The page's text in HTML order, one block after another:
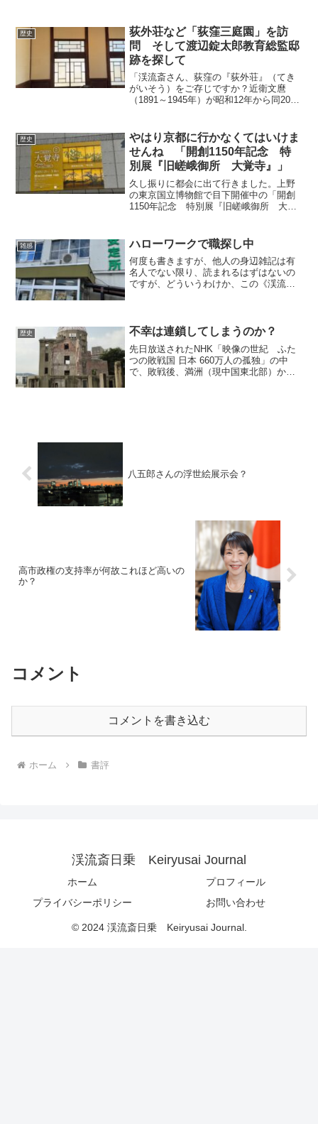
ルの家庭菜園が多く見受けられる所で
す。江戸時代に新田として...
歴史
荻外荘など「荻窪三庭園」を訪
問 そして渡辺錠太郎教育総監邸
跡を探して
「渓流斎さん、荻窪の『荻外荘』（てき
がいそう）をご存じですか？近衛文麿
（1891～1945年）が昭和12年から同20年
月、Sさんから急にこんなメールがありま
した。 関心...
歴史
やはり京都に行かなくてはいけま
せんね 「開創1150年記念 特
別展『旧嵯峨御所 大覚寺』」
久し振りに都会に出て行きました。上野
の東京国立博物館で目下開催中の「開創
1150年記念 特別展『旧嵯峨御所 大覚
ルスに良くないですからね(苦笑)。 で
も、それにしても、...
雑感 ハローワークで職探し中
何度も書きますが、他人の身辺雑記は有
名人でない限り、読まれるはずはないの
ですが、どういうわけか、この《渓流斎
いのです。不思議です。 ま...
歴史 不幸は連鎖してしまうのか？
先日放送されたNHK「映像の世紀 ふた
つの敗戦国 日本 660万人の孤独」の中
で、敗戦後、満洲（現中国東北部）から
八五郎さんの浮世絵展示会？
高市政権の支持率が何故これほど高いの
か？
コメント
コメントを書き込む
ホーム 書評
渓流斎日乗 Keiryusai Journal
ホーム
プロフィール
プライバシーポリシー
お問い合わせ
© 2024 渓流斎日乗 Keiryusai Journal.